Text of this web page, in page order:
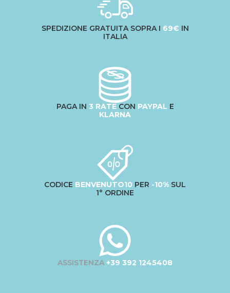
SPEDIZIONE GRATUITA SOPRA I 69€ IN
ITALIA
PAGA IN 3 RATECON PAYPAL E
KLARNA
CODICE BENVENUTO10 PER -10% SUL
1° ORDINE
ASSISTENZA +39 392 1245408